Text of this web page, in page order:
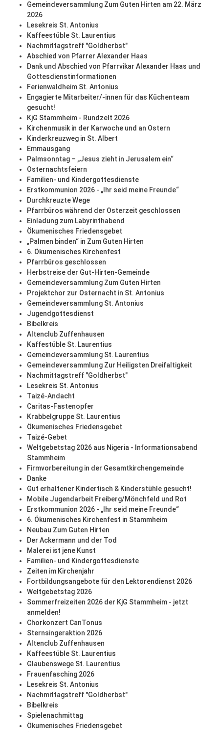
Gemeindeversammlung Zum Guten Hirten am 22. März
2026
Lesekreis St. Antonius
Kaffeestüble St. Laurentius
Nachmittagstreff "Goldherbst"
Abschied von Pfarrer Alexander Haas
Dank und Abschied von Pfarrvikar Alexander Haas und
Gottesdienstinformationen
Ferienwaldheim St. Antonius
Engagierte Mitarbeiter/-innen für das Küchenteam
gesucht!
KjG Stammheim - Rundzelt 2026
Kirchenmusik in der Karwoche und an Ostern
Kinderkreuzweg in St. Albert
Emmausgang
Palmsonntag – „Jesus zieht in Jerusalem ein“
Osternachtsfeiern
Familien- und Kindergottesdienste
Erstkommunion 2026 - „Ihr seid meine Freunde“
Durchkreuzte Wege
Pfarrbüros während der Osterzeit geschlossen
Einladung zum Labyrinthabend
Ökumenisches Friedensgebet
„Palmen binden“ in Zum Guten Hirten
6. Ökumenisches Kirchenfest
Pfarrbüros geschlossen
Herbstreise der Gut-Hirten-Gemeinde
Gemeindeversammlung Zum Guten Hirten
Projektchor zur Osternacht in St. Antonius
Gemeindeversammlung St. Antonius
Jugendgottesdienst
Bibelkreis
Altenclub Zuffenhausen
Kaffestüble St. Laurentius
Gemeindeversammlung St. Laurentius
Gemeindeversammlung Zur Heiligsten Dreifaltigkeit
Nachmittagstreff "Goldherbst"
Lesekreis St. Antonius
Taizé-Andacht
Caritas-Fastenopfer
Krabbelgruppe St. Laurentius
Ökumenisches Friedensgebet
Taizé-Gebet
Weltgebetstag 2026 aus Nigeria - Informationsabend
Stammheim
Firmvorbereitung in der Gesamtkirchengemeinde
Danke
Gut erhaltener Kindertisch & Kinderstühle gesucht!
Mobile Jugendarbeit Freiberg/Mönchfeld und Rot
Erstkommunion 2026 - „Ihr seid meine Freunde“
6. Ökumenisches Kirchenfest in Stammheim
Neubau Zum Guten Hirten
Der Ackermann und der Tod
Malerei ist jene Kunst
Familien- und Kindergottesdienste
Zeiten im Kirchenjahr
Fortbildungsangebote für den Lektorendienst 2026
Weltgebetstag 2026
Sommerfreizeiten 2026 der KjG Stammheim - jetzt
anmelden!
Chorkonzert CanTonus
Sternsingeraktion 2026
Altenclub Zuffenhausen
Kaffeestüble St. Laurentius
Glaubenswege St. Laurentius
Frauenfasching 2026
Lesekreis St. Antonius
Nachmittagstreff "Goldherbst"
Bibelkreis
Spielenachmittag
Ökumenisches Friedensgebet